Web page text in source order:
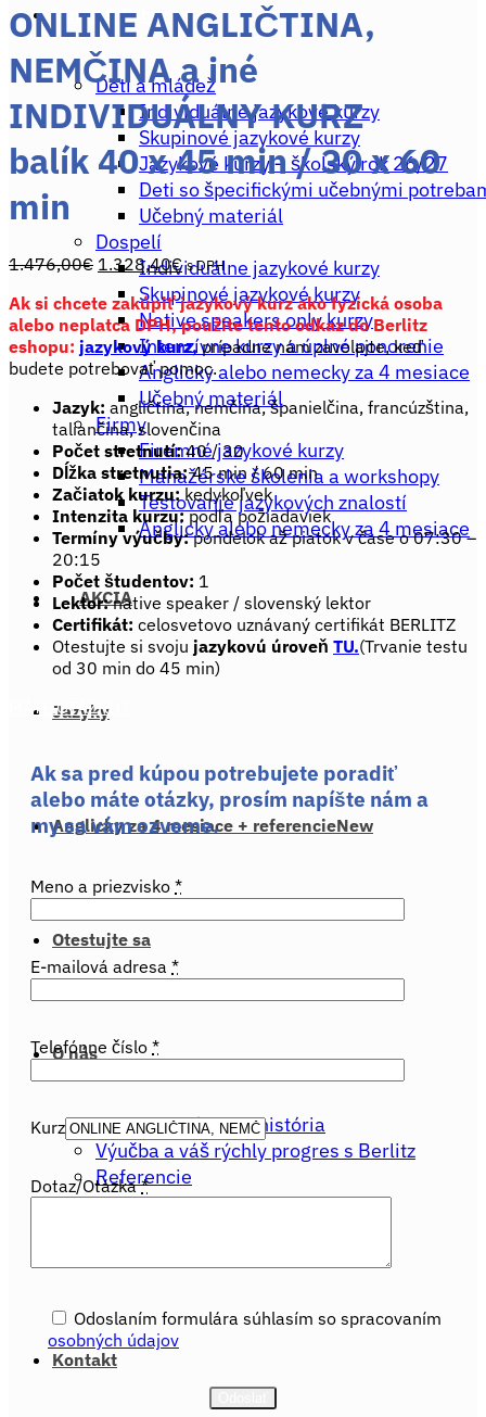
Kurzy & Eshop
Deti a mládež
Individuálne jazykové kurzy
Skupinové jazykové kurzy
Jazykové kurzy – školský rok 26/27
Deti so špecifickými učebnými
Učebný materiál
Dospelí
Individuálne jazykové kurzy
Skupinové jazykové kurzy
Native speakers only kurzy
Intenzívne kurzy a úplné ponorenie
Anglicky alebo nemecky za 4 mesiace
Učebný materiál
Firmy
Firemné jazykové kurzy
Manažérske školenia a workshopy
Testovanie jazykových znalostí
Anglicky alebo nemecky za 4 mesiace
AKCIA
Jazyky
Anglicky za 4 mesiace + referencie
Otestujte sa
O nás
Berlitz metóda ® a história
Výučba a váš rýchly progres s Berlitz
Referencie
Kontakt
ONLINE ANGLIČTINA,
NEMČINA a iné
INDIVIDUÁLNY KURZ
balík 40 x 45 min / 30 x 60
min
1.476,00€ Pôvodná
bola:
1.476,00€.
1.328,40€Aktuálna
cena
je:
1.328,40€.
s DPH
Ak si chcete zakúpiť jazykový kurz ako fyzická osoba
alebo neplatca DPH, použite tento odkaz do Berlitz
eshopu: jazykový kurz,prípadne nám zavolajte, keď
budete potrebovať pomoc.
Jazyk: angličtina, nemčina, španielčina, francúzština,
taliančina, slovenčina
Počet stretnutí:40 / 30
Dĺžka stretnutia:45 min / 60 min
Začiatok kurzu: kedykoľvek
Intenzita kurzu:podľa požiadaviek
Termíny výučby:pondelok až piatok v čase o 07:30 –
20:15
Počet študentov: 1
Lektor:native speaker / slovenský lektor
Certifikát: celosvetovo uznávaný certifikát BERLITZ
Otestujte si svoju jazykovú úroveň TU.(Trvanie testu
od 30 min do 45 min)
MÁTE OTÁZKU?
Ak sa pred kúpou potrebujete poradiť
alebo máte otázky, prosím napíšte nám a
my sa vám ozveme.
Meno a priezvisko *
E-mailová adresa *
Telefónne číslo *
Kurz
Dotaz/Otázka*
Odoslaním formulára súhlasím so spracovaním
osobných údajov